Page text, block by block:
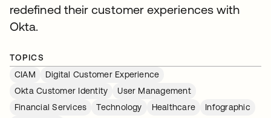
redefined their customer experiences with
Okta.
TOPICS
CIAM
Digital Customer Experience
Okta Customer Identity
User Management
Financial Services
Technology Healthcare
Infographic